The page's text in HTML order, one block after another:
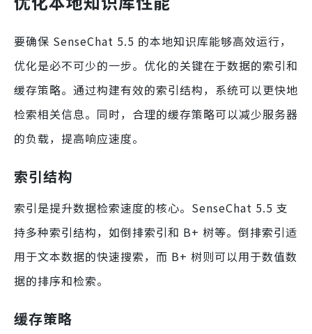
要确保 SenseChat 5.5 的本地知识库能够高效运行，
优化是必不可少的一步。优化的关键在于数据的索引和
缓存策略。通过构建有效的索引结构，系统可以更快地
检索相关信息。同时，合理的缓存策略可以减少服务器
的负载，提高响应速度。
索引结构
索引是提升数据检索速度的核心。SenseChat 5.5 支
持多种索引结构，如倒排索引和 B+ 树等。倒排索引适
用于文本数据的快速搜索，而 B+ 树则可以用于数值数
据的排序和检索。
缓存策略